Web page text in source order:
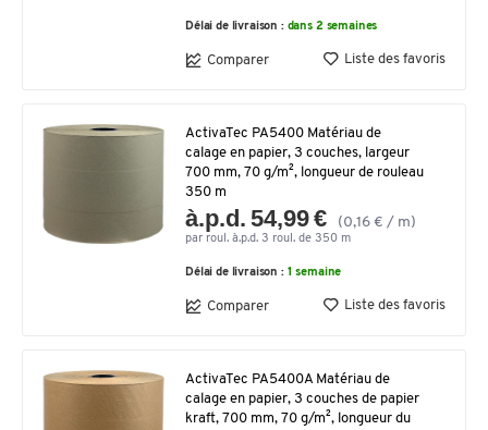
Délai de livraison : dans 2 semaines
Comparer Liste des favoris
ActivaTec PA5400 Matériau de
calage en papier, 3 couches, largeur
700 mm, 70 g/m², longueur de rouleau
350 m
à.p.d. 54,99 € (0,16 € / m)
par roul. à.p.d. 3 roul. de 350 m
Délai de livraison : 1 semaine
Comparer Liste des favoris
ActivaTec PA5400A Matériau de
calage en papier, 3 couches de papier
kraft, 700 mm, 70 g/m², longueur du